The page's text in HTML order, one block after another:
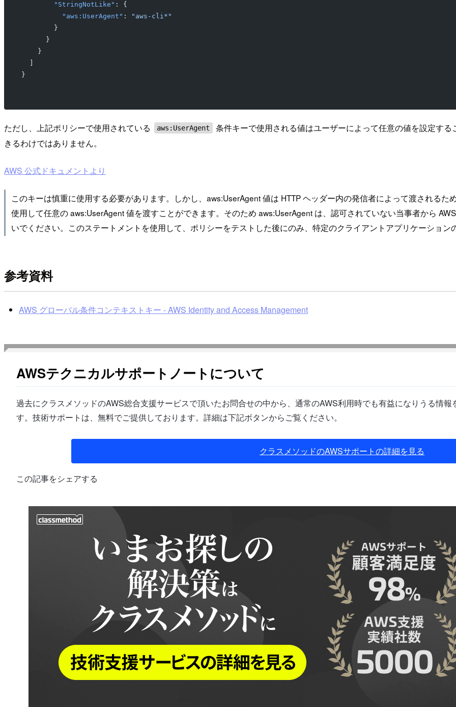
        "StringNotLike"
: {
          "aws:UserAgent"
:
"aws-cli*"
        }
      }
    }
}
ただし、上記ポリシーで使用されている aws:UserAgent
条件キーで使用される値はユーザーによって任意の値を設定す
きるわけではありません。
AWS 公式ドキュメントより
このキーは慎重に使用する必要があります。しかし、aws:UserAgent 値は HTTP ヘッダー内の発信者によって渡される
使用して任意の aws:UserAgent 値を渡すことができます。そのため aws:UserAgent は、認可されていない当事者から
いでください。このステートメントを使用して、ポリシーをテストした後にのみ、特定のクライアントアプリケーション
参考資料
AWS グローバル条件コンテキストキー - AWS Identity and Access Management
AWSテクニカルサポートノートについて
過去にクラスメソッドのAWS総合支援サービスで頂いたお問合せの中から、通常のAWS利用時でも有益になりうる情
す。技術サポートは、無料でご提供しております。詳細は下記ボタンからご覧ください。
クラスメソッドのAWSサポートの詳細を見る
この記事をシェアする